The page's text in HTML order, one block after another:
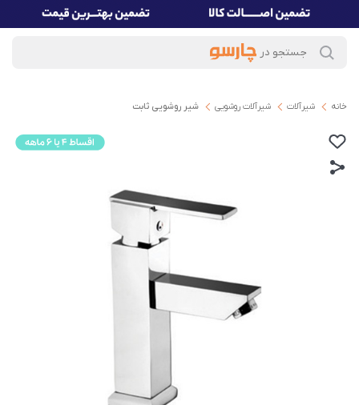
خانه شیرآلات شیرآلات روشویی شیر روشویی ثابت